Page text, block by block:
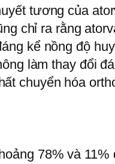
tương của
chỉ ra rằng
kể nồng độ
làm thay đổi
chuyển hóa
78% và